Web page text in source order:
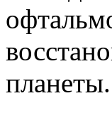
планеты.